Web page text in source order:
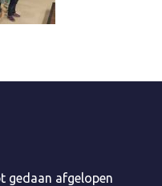
gedaan afgelopen